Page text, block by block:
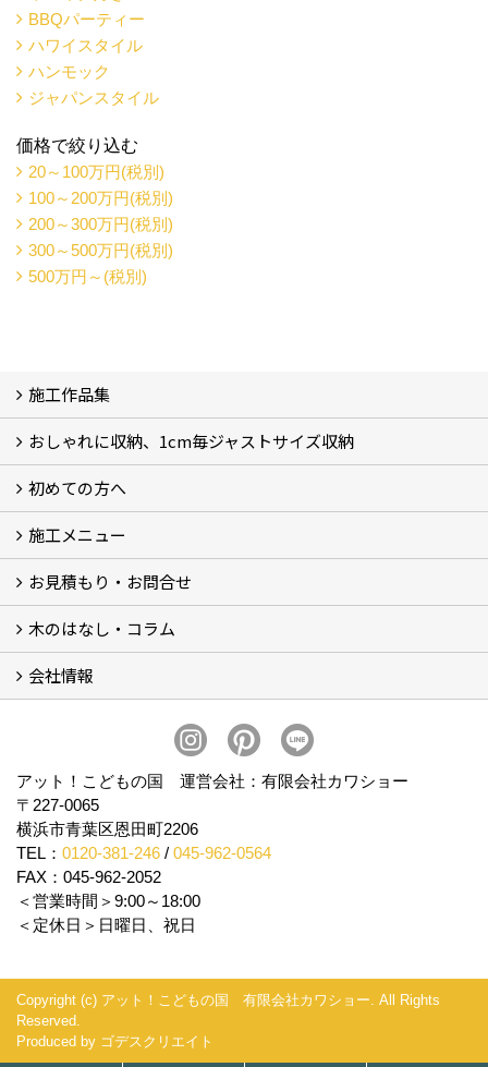
BBQパーティー
ハワイスタイル
ハンモック
ジャパンスタイル
価格で絞り込む
20～100万円(税別)
100～200万円(税別)
200～300万円(税別)
300～500万円(税別)
500万円～(税別)
施工作品集
施工作品集
おしゃれに収納、1cm毎ジャストサイズ収納
おしゃれに収納、相談会
ジャストサイズ収納、1cm毎に自由自在
ジャストサイズ収納、作品集
ジャストサイズ収納、価格11.000～
ジャストサイズ収納、Before・After
ジャストサイズ収納、カラー
好きっ！を飾る、ラックオン収納
サーファーへ、RACK ON収納surf
初めての方へ
打合せ・施工の流れ
施工メニュー
Garege Deck～ガレージデッキ
Wood Deck～ウッドデッキ・フェンス
Garege Roof～ガレージ屋根・趣味の基地ハウス
Order Exterior～オーダーメイド外構
Order Table～オーダーメイド装飾・テーブル
Resort Style～リゾートスタイルリフォーム
お見積もり・お問合せ
フォームで問い合わせる
LINEで概算見積り
木のはなし・コラム
木のはなし (5)
コラム
会社情報
プライバシーポリシー
アット！こどもの国 運営会社：有限会社カワショー
〒227-0065
横浜市青葉区恩田町2206
TEL： 0120-381-246 / 045-962-0564
FAX：045-962-2052
＜営業時間＞9:00～18:00
＜定休日＞日曜日、祝日
Copyright (c) アット！こどもの国 有限会社カワショー. All Rights
Reserved.
Produced by ゴデスクリエイト